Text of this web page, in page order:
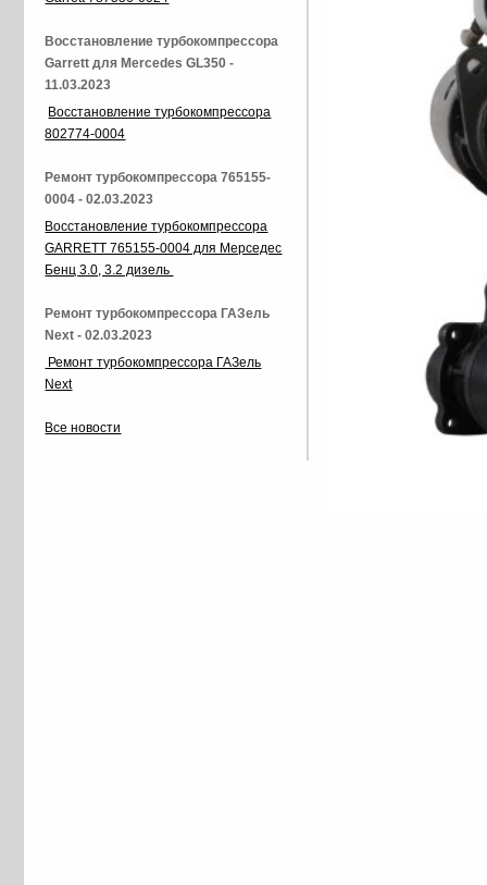
Восстановление турбокомпрессора
Garrett для Mercedes GL350 -
11.03.2023
Восстановление турбокомпрессора
802774-0004
Ремонт турбокомпрессора 765155-
0004 - 02.03.2023
Восстановление турбокомпрессора
GARRETT 765155-0004 для Мерседес
Бенц 3.0, 3.2 дизель
Ремонт турбокомпрессора ГАЗель
Next - 02.03.2023
Ремонт турбокомпрессора ГАЗель
Next
Все новости